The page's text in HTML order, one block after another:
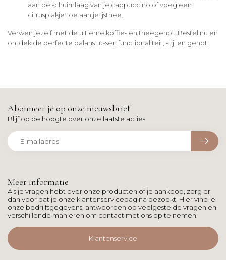
aan de schuimlaag van je cappuccino of voeg een
citrusplakje toe aan je ijsthee.
Verwen jezelf met de ultieme koffie- en theegenot. Bestel nu en
ontdek de perfecte balans tussen functionaliteit, stijl en genot.
Meer informatie
Als je vragen hebt over onze producten of je aankoop, zorg er
dan voor dat je onze klantenservicepagina bezoekt. Hier vind je
onze bedrijfsgegevens, antwoorden op veelgestelde vragen en
verschillende manieren om contact met ons op te nemen.
Klantenservice
Abonneer je op onze nieuwsbrief
Blijf op de hoogte over onze laatste acties